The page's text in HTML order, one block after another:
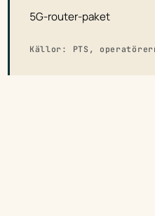
5G-router-paket
Källor: PTS,